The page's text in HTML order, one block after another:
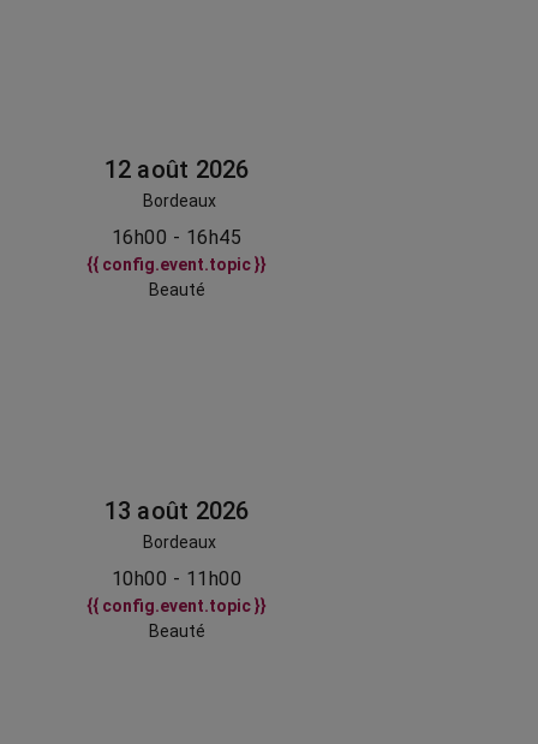
12 août 2026
Bordeaux
16h00 - 16h45
{{ config.event.topic }}
Beauté
13 août 2026
Bordeaux
10h00 - 11h00
{{ config.event.topic }}
Beauté